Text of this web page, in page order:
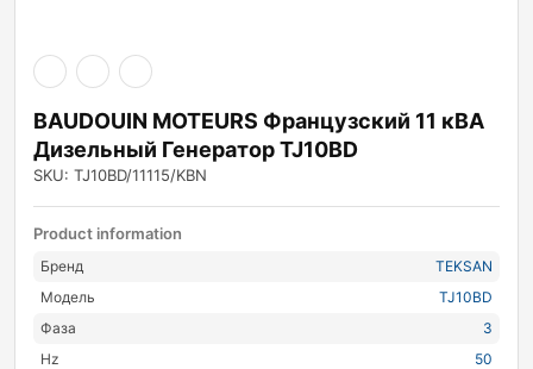
BAUDOUIN MOTEURS Французский 11 кВА
Дизельный Генератор TJ10BD
SKU: TJ10BD/11115/KBN
Product information
Бренд
TEKSAN
Модель
TJ10BD
Фаза
3
Hz
50